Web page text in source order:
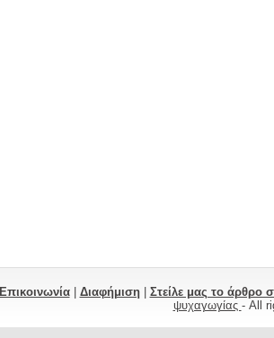
Επικοινωνία| Διαφήμιση| Στείλε μας το άρθρο
ψυχαγωγίας - All